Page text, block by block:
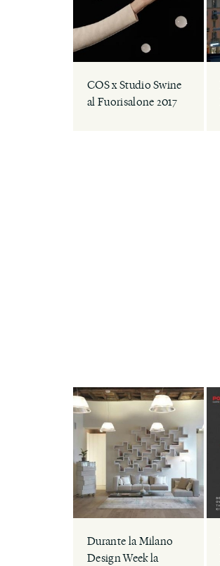
COS x Studio Swine
al Fuorisalone 2017
Durante la Milano
Design Week la